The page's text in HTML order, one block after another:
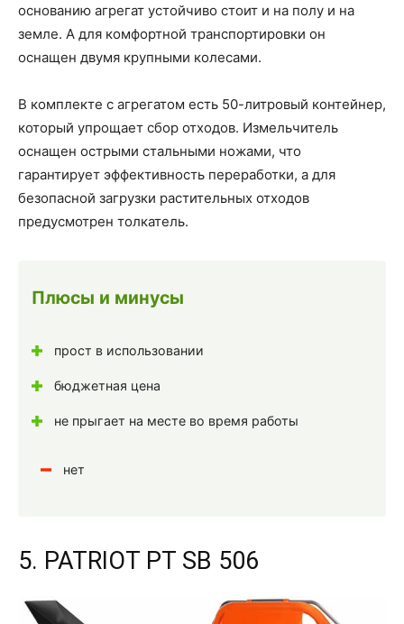
основанию агрегат устойчиво стоит и на полу и на
земле. А для комфортной транспортировки он
оснащен двумя крупными колесами.
В комплекте с агрегатом есть 50-литровый контейнер,
который упрощает сбор отходов. Измельчитель
оснащен острыми стальными ножами, что
гарантирует эффективность переработки, а для
безопасной загрузки растительных отходов
предусмотрен толкатель.
Плюсы и минусы
прост в использовании
бюджетная цена
не прыгает на месте во время работы
нет
5. PATRIOT РТ SB 506